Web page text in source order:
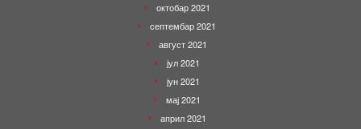
октобар 2021
септембар 2021
август 2021
јул 2021
јун 2021
мај 2021
април 2021